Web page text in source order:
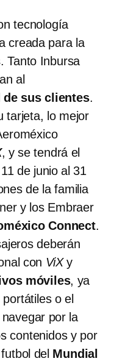
tecnología
creada para la
Tanto Inbursa
al
de sus clientes.
tarjeta, lo mejor
, y se tendrá el
de junio al 31
de la familia
y los Embraer
Connect.
deberán
con ViXy
móviles, ya
o el
por la
contenidos y por
del Mundial